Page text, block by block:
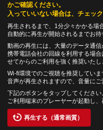
かご確認ください。
入っていいない場合は、チェッ
再生されるまで、1分少々かかる場
自動的に再生が開始されるまでお待
動画の再生には、大量のデータ通
携帯電話会社の回線を利用する場
せてからのご利用を強く推奨いたし
Wi-fi環境でのご視聴を推奨していま
音声が再生されますので、音量にご
下記のボタンをタップしてください
ご利用端末のプレーヤーが起動し、
再生する（通常画質）